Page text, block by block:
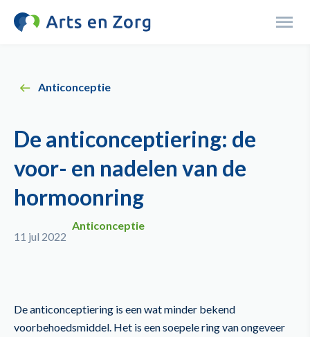
gaan
Menu
Anticonceptie
De anticonceptiering: de
voor- en nadelen van de
hormoonring
11 jul 2022
Anticonceptie
De anticonceptiering is een wat minder bekend
voorbehoedsmiddel. Het is een soepele ring van ongeveer